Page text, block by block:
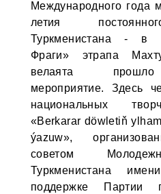
Международного года
летия
Туркменистана - в
Фраги» этрапа
велаята прошло
мероприятие. Здесь
национальных
«Berkarar döwletiň
ýazuw»,
советом
Туркменистана
поддержке Партии